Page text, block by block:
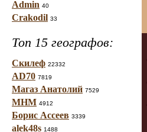
Admin 40
Crakodil 33
Топ 15 географов:
Скилеф 22332
AD70 7819
Магаз Анатолий 7529
МНМ 4912
Борис Ассеев 3339
alek48s 1488